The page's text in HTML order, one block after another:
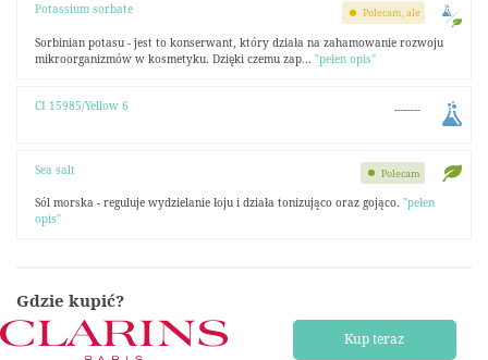
Potassium sorbate
Sorbinian potasu - jest to konserwant, który działa na zahamowanie rozwoju
mikroorganizmów w kosmetyku. Dzięki czemu zap... "pełen opis"
Polecam, ale
CI 15985/Yellow 6 --------
Sea salt
Sól morska - reguluje wydzielanie łoju i działa tonizująco oraz gojąco. "pełen
opis"
Polecam
Gdzie kupić?
Kup teraz